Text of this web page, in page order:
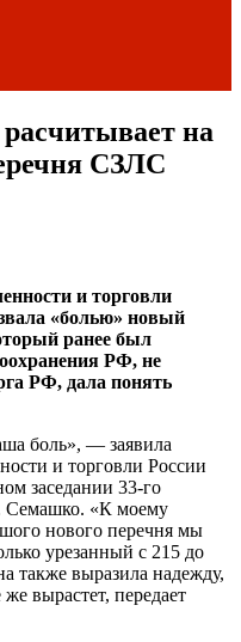
на
СЗЛС
и торговли
«болью» новый
ранее был
РФ, не
РФ, дала понять
боль», — заявила
и торговли России
заседании 33-го
Семашко. «К моему
нового перечня мы
урезанный с 215 до
также выразила надежду,
вырастет, передает